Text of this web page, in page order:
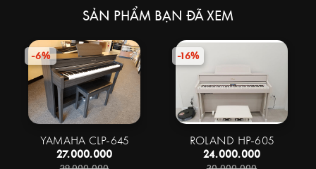
SẢN PHẨM BẠN ĐÃ XEM
-6%
YAMAHA CLP-645
27.000.000
-16%
ROLAND HP-605
24.000.000